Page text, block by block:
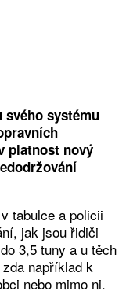
svého systému
platnost nový
tabulce a policii
jak jsou řidiči
3,5 tuny a u těch
například k
nebo mimo ni.